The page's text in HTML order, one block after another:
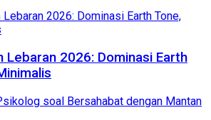
Lebaran 2026: Dominasi Earth